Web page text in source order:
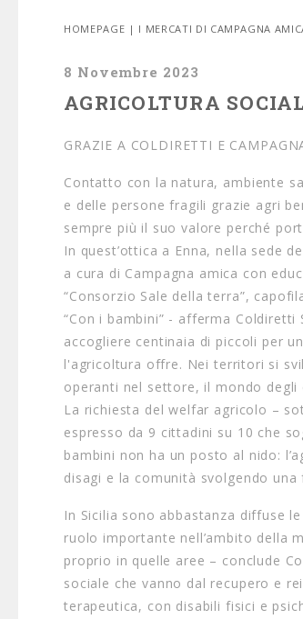
HOMEPAGE | I MERCATI DI CAMPAGNA
8 Novembre 2023
AGRICOLTURA
GRAZIE A COLDIRETTI E
Contatto con la natura, ambiente
e delle persone fragili grazie agri
sempre più il suo valore perché
In quest’ottica a Enna, nella sede
a cura di Campagna amica con
“Consorzio Sale della terra”,
“Con i bambini” - afferma
accogliere centinaia di piccoli per
l'agricoltura offre. Nei territori si
operanti nel settore, il mondo
La richiesta del welfar agricolo –
espresso da 9 cittadini su 10 che
bambini non ha un posto al nido:
disagi e la comunità svolgendo
In Sicilia sono abbastanza diffuse
ruolo importante nell’ambito della
proprio in quelle aree – conclude
sociale che vanno dal recupero e
terapeutica, con disabili fisici e